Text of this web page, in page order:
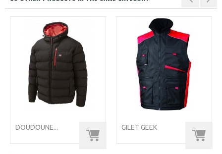
DOUDOUNE... GILET GEEK